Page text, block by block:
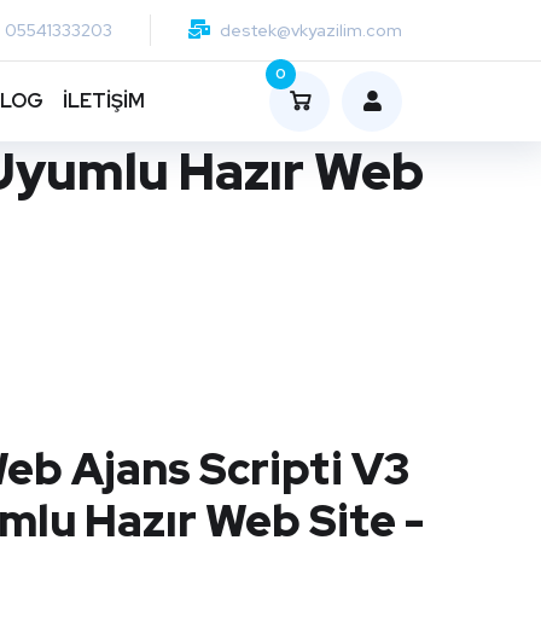
05541333203 destek@vkyazilim.com
İLETİŞİM
0
Hazır Web
Ajans Scripti V3
Hazır Web Site -